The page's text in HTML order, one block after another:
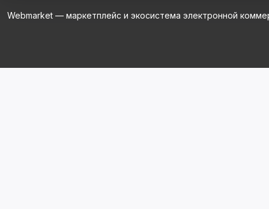
Webmarket — маркетплейс и экосистема электронной